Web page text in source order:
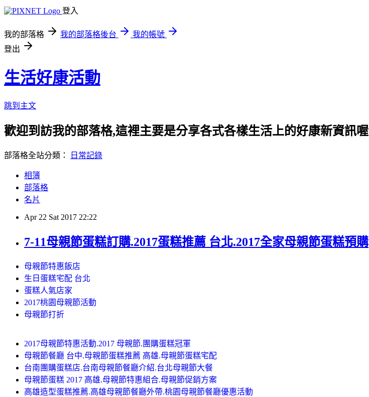
登入
我的部落格 我的部落格後台
我的帳號
登出
生活好康活動
跳到主文
歡迎到訪我的部落格,這裡主要是分享各式各樣生活上的好康新資訊喔
部落格全站分類： 日常記錄
相簿
部落格
名片
Apr 22 Sat 2017 22:22
7-11母親節蛋糕訂購.2017蛋糕推薦 台北.2017全家母親節蛋糕預購
母親節特惠飯店
生日蛋糕宅配 台北
蛋糕人氣店家
2017桃園母親節活動
母親節打折
2017母親節特惠活動.2017 母親節.團購蛋糕冠軍
母親節餐廳 台中.母親節蛋糕推薦 高雄.母親節蛋糕宅配
台南團購蛋糕店.台南母親節餐廳介紹.台北母親節大餐
母親節蛋糕 2017 高雄.母親節特惠組合.母親節促銷方案
高雄造型蛋糕推薦.高雄母親節餐廳外帶.桃園母親節餐廳優惠活動